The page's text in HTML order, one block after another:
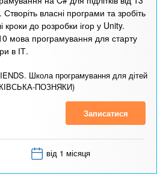
Створіть власні програми та зробіть
кроки до розробки ігор у Unity.
мова програмування для старту
в ІТ.
Школа програмування для дітей
ПОЗНЯКИ)
Записатися
від 1 місяця